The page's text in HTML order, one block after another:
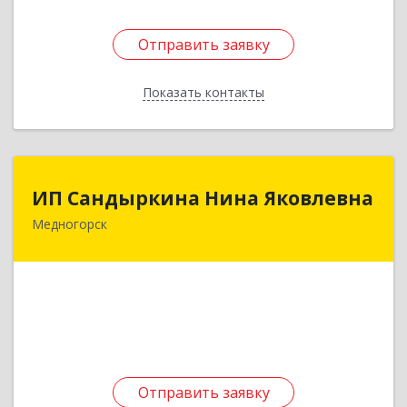
Отправить заявку
Показать контакты
Отправить заявку
Назад
ИП Сандыркина Нина Яковлевна
Медногорск
Отправить заявку
462270, Оренбургская обл, Медногорск г,
Отправить заявку